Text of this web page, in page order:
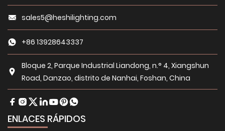
sales5@heshilighting.com
+86 13928643337
Bloque 2, Parque Industrial Liandong, n.° 4, Xiangshun
Road, Danzao, distrito de Nanhai, Foshan, China
ENLACES RÁPIDOS